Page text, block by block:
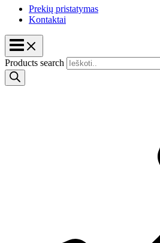
Prekių pristatymas
Kontaktai
Products search